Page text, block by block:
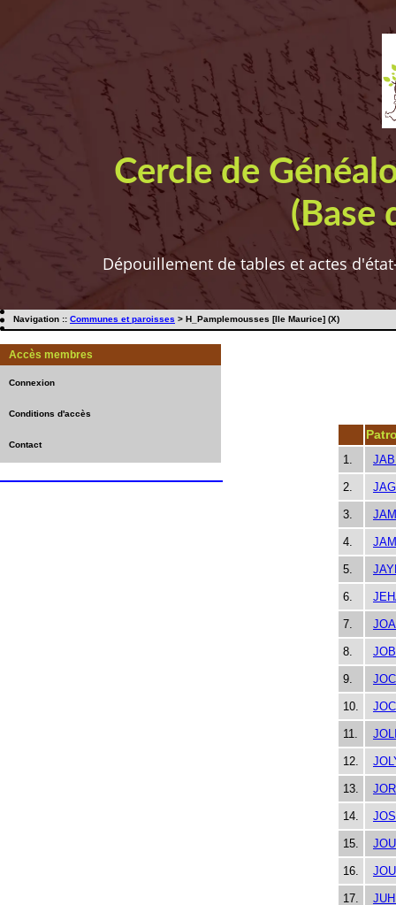
Cercle de
(Base
Dépouillement de tables et actes
Navigation :: Communes et paroisses > H_Pamplemousses [Ile Maurice] (X)
Accès membres
Connexion
Conditions d'accès
Contact
1.
2.
3.
4.
5.
6.
7.
8.
9.
10.
11.
12.
13.
14.
15.
16.
17.